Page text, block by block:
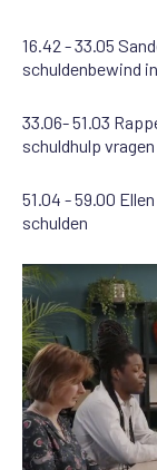
16.42 - 33.05
schuldenbewind
33.06- 51.03
schuldhulp
51.04 - 59.00
schulden